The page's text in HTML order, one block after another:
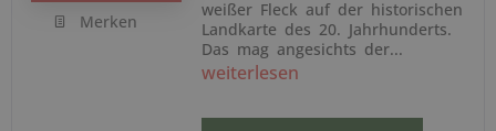
Merken
weißer Fleck auf der historischen
Landkarte des 20. Jahrhunderts.
Das mag angesichts der...
weiterlesen